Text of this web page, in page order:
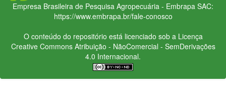
Empresa Brasileira de Pesquisa Agropecuária - Embrapa SAC:
https://www.embrapa.br/fale-conosco
O conteúdo do repositório está licenciado sob a Licença
Creative CommonsAtribuição - NãoComercial - SemDerivações
4.0 Internacional.